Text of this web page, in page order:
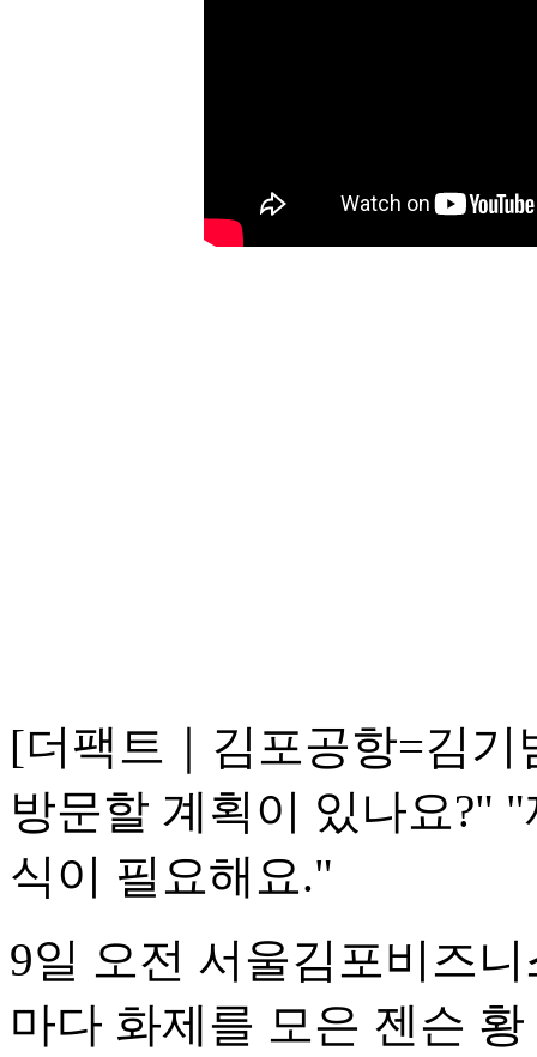
[더팩트｜김포공항=김기
방문할 계획이 있나요?"
식이 필요해요."
9일 오전 서울김포비즈
마다 화제를 모은 젠슨